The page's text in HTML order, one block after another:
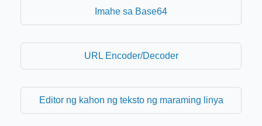
Imahe sa Base64
URL Encoder/Decoder
Editor ng kahon ng teksto ng maraming linya